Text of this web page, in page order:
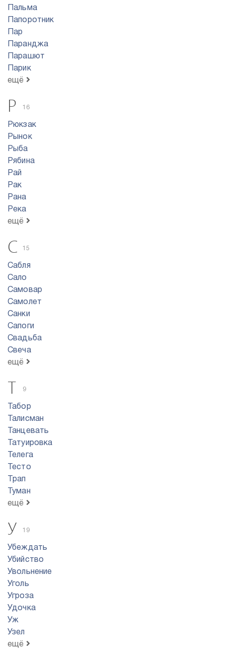
Пальма
Папоротник
Пар
Паранджа
Парашют
Парик
ещё
Р 16
Рюкзак
Рынок
Рыба
Рябина
Рай
Рак
Рана
Река
ещё
С 15
Сабля
Сало
Самовар
Самолет
Санки
Сапоги
Свадьба
Свеча
ещё
Т 9
Табор
Талисман
Танцевать
Татуировка
Телега
Тесто
Трап
Туман
ещё
У 19
Убеждать
Убийство
Увольнение
Уголь
Угроза
Удочка
Уж
Узел
ещё